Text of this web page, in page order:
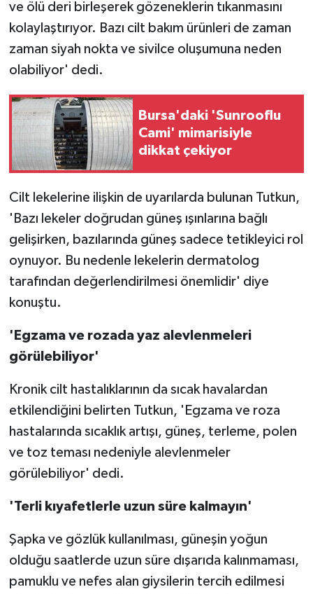
ve ölü deri birleşerek gözeneklerin tıkanmasını
kolaylaştırıyor. Bazı cilt bakım ürünleri de zaman
zaman siyah nokta ve sivilce oluşumuna neden
olabiliyor' dedi.
Bursa'daki 'Sunrooflu
Cami' mimarisiyle
dikkat çekiyor
Cilt lekelerine ilişkin de uyarılarda bulunan Tutkun,
'Bazı lekeler doğrudan güneş ışınlarına bağlı
gelişirken, bazılarında güneş sadece tetikleyici rol
oynuyor. Bu nedenle lekelerin dermatolog
tarafından değerlendirilmesi önemlidir' diye
konuştu.
'Egzama ve rozada yaz alevlenmeleri
görülebiliyor'
Kronik cilt hastalıklarının da sıcak havalardan
etkilendiğini belirten Tutkun, 'Egzama ve roza
hastalarında sıcaklık artışı, güneş, terleme, polen
ve toz teması nedeniyle alevlenmeler
görülebiliyor' dedi.
'Terli kıyafetlerle uzun süre kalmayın'
Şapka ve gözlük kullanılması, güneşin yoğun
olduğu saatlerde uzun süre dışarıda kalınmaması,
pamuklu ve nefes alan giysilerin tercih edilmesi